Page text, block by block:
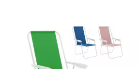
Солнечные очки
Бижутерия